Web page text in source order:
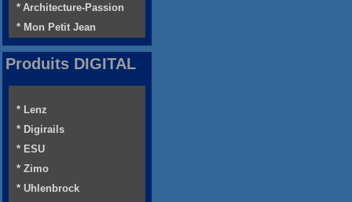
* Architecture-Passion
* Mon Petit Jean
Produits DIGITAL
* Lenz
* Digirails
* ESU
* Zimo
* Uhlenbrock